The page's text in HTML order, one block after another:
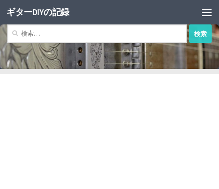
コンテンツへスキップ
ギターDIYの記録
索: